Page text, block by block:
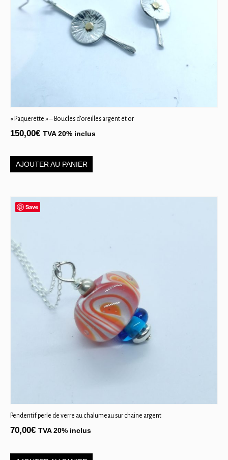
« Paquerette » – Boucles d’oreilles argent et or
150,00€ TVA 20% inclus
AJOUTER AU PANIER
Save
Pendentif perle de verre au chalumeau sur chaine argent
70,00€ TVA 20% inclus